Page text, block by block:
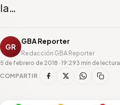
la…
GR
GBA Reporter
Redacción GBA Reporter
5 de febrero de 2018 · 19:293 min de lectura
COMPARTIR